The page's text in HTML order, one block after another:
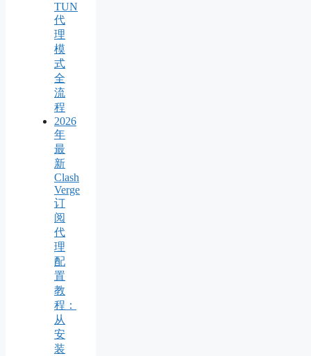
TUN
代
理
模
式
全
流
程
2026
年
最
新
Clash
Verge
订
阅
代
理
配
置
教
程：
从
安
装